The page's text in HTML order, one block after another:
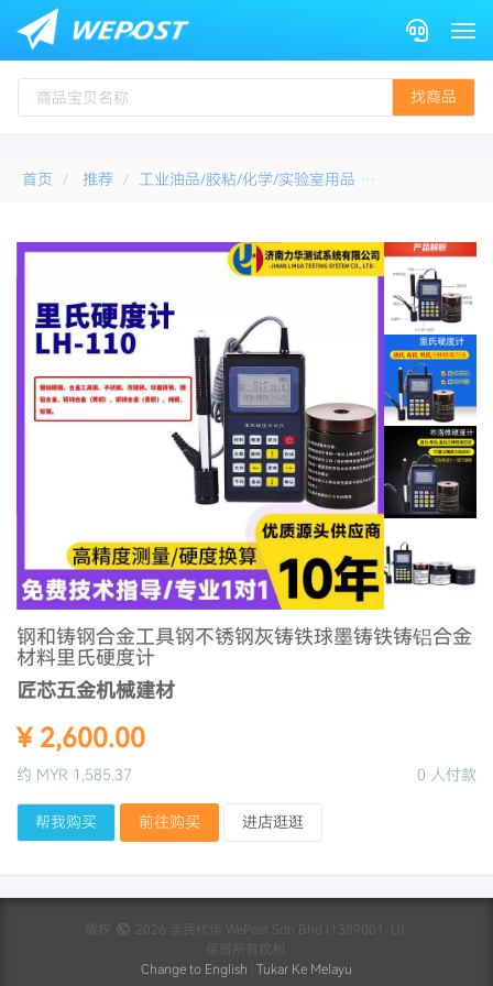
找商品
首页 推荐 工业油品/胶粘/化学/实验室用品
钢和铸钢合金工具钢不锈钢灰铸铁球墨铸铁铸铝合金
材料里氏硬度计
匠芯五金机械建材
¥ 2,600.00
0 人付款
约 MYR 1,585.37
帮我购买 前往购买 进店逛逛
版权
2026 全民代运 WePost Sdn Bhd (1389001-U).
保留所有权利.
Change to English
Tukar Ke Melayu